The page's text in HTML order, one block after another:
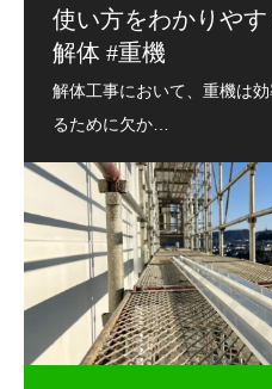
使い方をわかりや
解体 #重機